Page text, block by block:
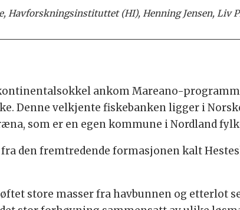
Havforskningsinstituttet (HI), Henning Jensen, Liv
ankom Mareano-
Denne velkjente fiskebanken ligger i
som er en egen kommune i Nordland
den fremtredende formasjonen kalt
store masser fra havbunnen og etterlot